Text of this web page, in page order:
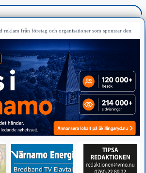
reklam från företag och organisationer som sponsrar den